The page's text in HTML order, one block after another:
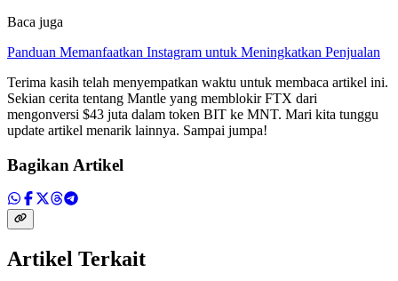
Baca juga
Panduan Memanfaatkan Instagram untuk Meningkatkan Penjualan
Terima kasih telah menyempatkan waktu untuk membaca artikel ini.
Sekian cerita tentang Mantle yang memblokir FTX dari
mengonversi $43 juta dalam token BIT ke MNT. Mari kita tunggu
update artikel menarik lainnya. Sampai jumpa!
Bagikan Artikel
Artikel Terkait